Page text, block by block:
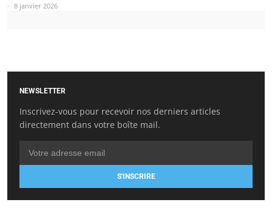
8 janvier 2026
NEWSLETTER
Inscrivez-vous pour recevoir nos derniers articles
directement dans votre boîte mail.
S'INSCRIRE